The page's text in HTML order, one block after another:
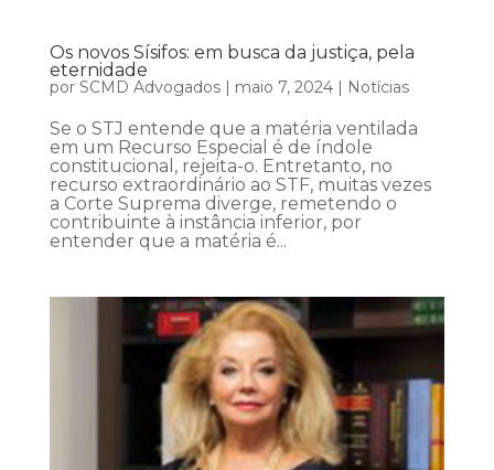
Os novos Sísifos: em busca da justiça, pela
eternidade
por SCMD Advogados| maio 7, 2024| Notícias
Se o STJ entende que a matéria ventilada
em um Recurso Especial é de índole
constitucional, rejeita-o. Entretanto, no
recurso extraordinário ao STF, muitas vezes
a Corte Suprema diverge, remetendo o
contribuinte à instância inferior, por
entender que a matéria é...